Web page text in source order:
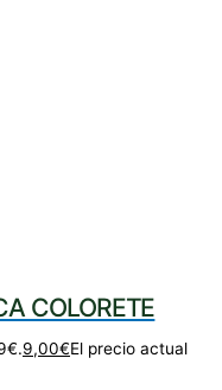
COLORETE
9,00€El precio actual